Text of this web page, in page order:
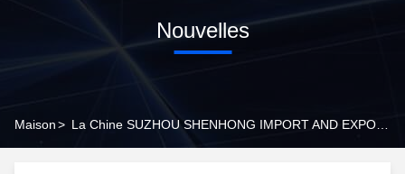
Nouvelles
Maison>